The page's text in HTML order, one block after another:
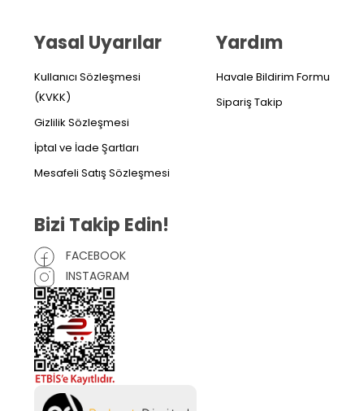
Yasal Uyarılar
Kullanıcı Sözleşmesi
(KVKK)
Gizlilik Sözleşmesi
İptal ve İade Şartları
Mesafeli Satış Sözleşmesi
Yardım
Havale Bildirim Formu
Sipariş Takip
Bizi Takip Edin!
FACEBOOK
INSTAGRAM